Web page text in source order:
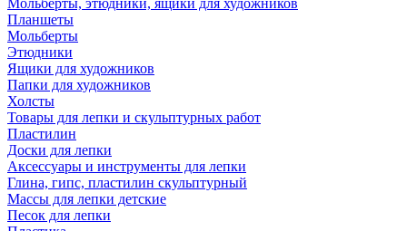
Мольберты, этюдники, ящики для художников
Планшеты
Мольберты
Этюдники
Ящики для художников
Папки для художников
Холсты
Товары для лепки и скульптурных работ
Пластилин
Доски для лепки
Аксессуары и инструменты для лепки
Глина, гипс, пластилин скульптурный
Массы для лепки детские
Песок для лепки